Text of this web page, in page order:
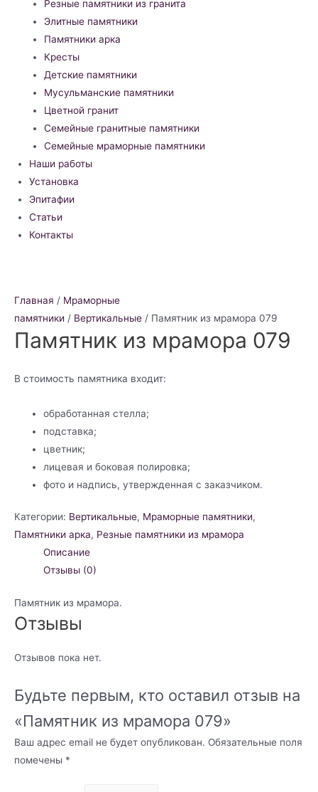
Резные памятники из гранита
Элитные памятники
Памятники арка
Кресты
Детские памятники
Мусульманские памятники
Цветной гранит
Семейные гранитные памятники
Семейные мраморные памятники
Наши работы
Установка
Эпитафии
Статьи
Контакты
Главная / Мраморные
памятники / Вертикальные / Памятник из мрамора 079
Памятник из мрамора 079
В стоимость памятника входит:
обработанная стелла;
подставка;
цветник;
лицевая и боковая полировка;
фото и надпись, утвержденная с заказчиком.
Категории: Вертикальные, Мраморные памятники,
Памятники арка, Резные памятники из мрамора
Описание
Отзывы (0)
Памятник из мрамора.
Отзывы
Отзывов пока нет.
Будьте первым, кто оставил отзыв на
«Памятник из мрамора 079»
Ваш адрес email не будет опубликован. Обязательные поля
помечены *